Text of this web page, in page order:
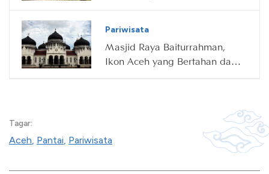
Pariwisata
Masjid Raya Baiturrahman,
Ikon Aceh yang Bertahan dari
Tagar:
Aceh Pantai Pariwisata